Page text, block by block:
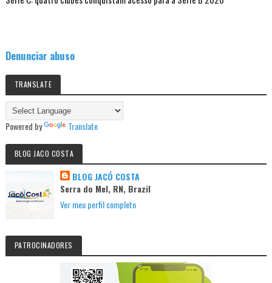
Denunciar abuso
TRANSLATE
Powered by Translate
BLOG JACO COSTA
BLOG JACÓ COSTA
Serra do Mel, RN, Brazil
Ver meu perfil completo
PATROCINADORES